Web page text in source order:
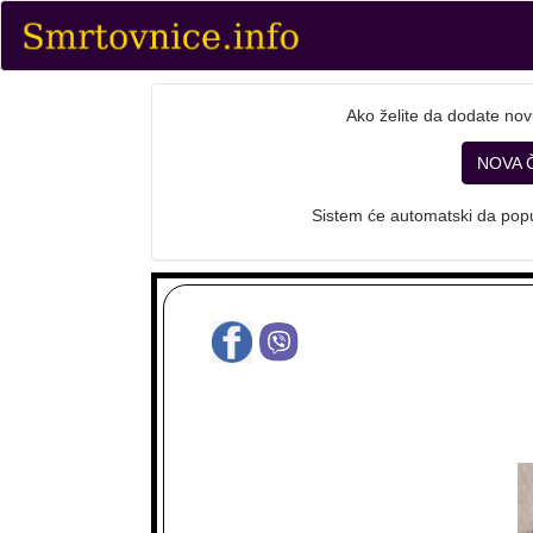
Ako želite da dodate
NOVA
Sistem će automatski da